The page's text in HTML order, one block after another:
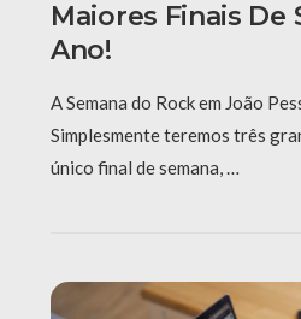
Maiores Finais De
Ano!
A Semana do Rock em João
Simplesmente teremos três
único final de semana, …